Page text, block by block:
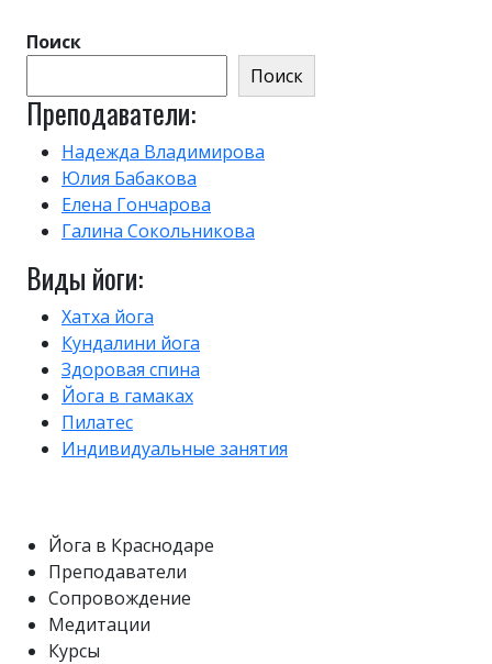
Поиск
Поиск
Преподаватели:
Надежда Владимирова
Юлия Бабакова
Елена Гончарова
Галина Сокольникова
Виды йоги:
Хатха йога
Кундалини йога
Здоровая спина
Йога в гамаках
Пилатес
Индивидуальные занятия
Йога в Краснодаре
Преподаватели
Сопровождение
Медитации
Курсы